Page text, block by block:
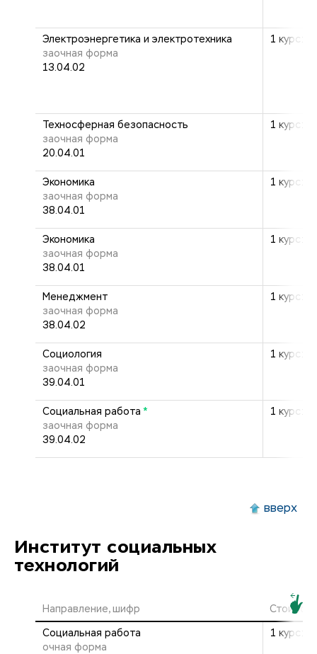
Электроэнергетика и электротехника
заочная форма
13.04.02
1 курс:
Техносферная безопасность
заочная форма
20.04.01
1 курс:
Экономика
заочная форма
38.04.01
1 курс:
Экономика
заочная форма
38.04.01
1 курс:
Менеджмент
заочная форма
38.04.02
1 курс:
Социология
заочная форма
39.04.01
1 курс:
Социальная работа *
заочная форма
39.04.02
1 курс:
вверх
Институт социальных
технологий
Направление, шифр
Социальная работа
очная форма
1 курс: